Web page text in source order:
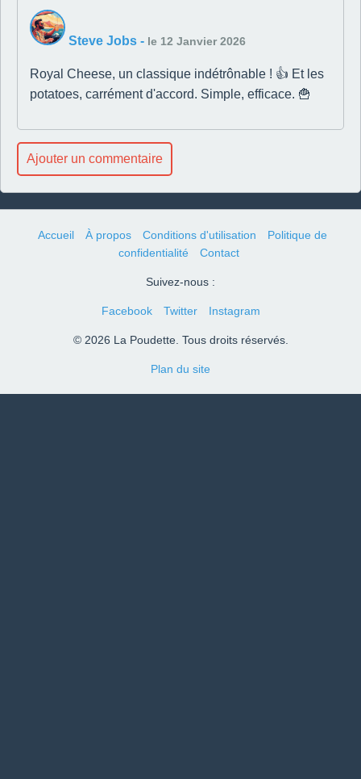
Steve Jobs - le 12 Janvier 2026
Royal Cheese, un classique indétrônable ! 👍 Et les
potatoes, carrément d'accord. Simple, efficace. 🍟
Ajouter un commentaire
Accueil À propos Conditions d'utilisation
Politique de
confidentialité
Contact
Suivez-nous :
Facebook Twitter Instagram
© 2026 La Poudette. Tous droits réservés.
Plan du site